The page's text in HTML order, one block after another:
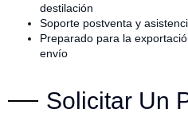
destilación
Soporte postventa y
Preparado para la
envío
Solicitar Un